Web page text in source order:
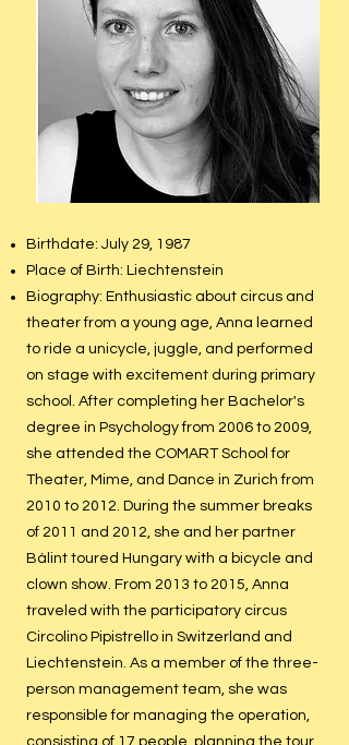
Birthdate: July 29, 1987
Place of Birth: Liechtenstein
Biography: Enthusiastic about circus and
theater from a young age, Anna learned
to ride a unicycle, juggle, and performed
on stage with excitement during primary
school. After completing her Bachelor's
degree in Psychology from 2006 to 2009,
she attended the COMART School for
Theater, Mime, and Dance in Zurich from
2010 to 2012. During the summer breaks
of 2011 and 2012, she and her partner
Bálint toured Hungary with a bicycle and
clown show. From 2013 to 2015, Anna
traveled with the participatory circus
Circolino Pipistrello in Switzerland and
Liechtenstein. As a member of the three-
person management team, she was
responsible for managing the operation,
consisting of 17 people, planning the tour,